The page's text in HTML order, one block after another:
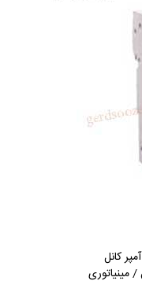
مینیاتوری